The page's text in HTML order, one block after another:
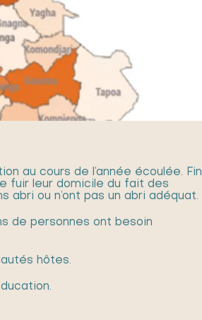
au cours de l’année écoulée. Fin
fuir leur domicile du fait des
abri ou n’ont pas un abri adéquat.
de personnes ont besoin
hôtes.